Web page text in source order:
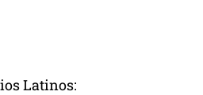
de la Noche
Latinos: